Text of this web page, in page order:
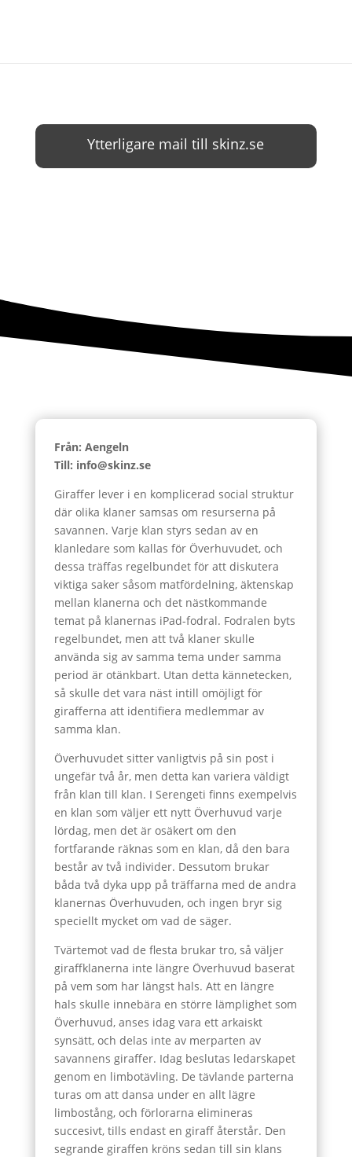
Ytterligare mail till skinz.se
Från: Aengeln
Till: info@skinz.se
Giraffer lever i en komplicerad social struktur
där olika klaner samsas om resurserna på
savannen. Varje klan styrs sedan av en
klanledare som kallas för Överhuvudet, och
dessa träffas regelbundet för att diskutera
viktiga saker såsom matfördelning, äktenskap
mellan klanerna och det nästkommande
temat på klanernas iPad-fodral. Fodralen byts
regelbundet, men att två klaner skulle
använda sig av samma tema under samma
period är otänkbart. Utan detta kännetecken,
så skulle det vara näst intill omöjligt för
girafferna att identifiera medlemmar av
samma klan.
Överhuvudet sitter vanligtvis på sin post i
ungefär två år, men detta kan variera väldigt
från klan till klan. I Serengeti finns exempelvis
en klan som väljer ett nytt Överhuvud varje
lördag, men det är osäkert om den
fortfarande räknas som en klan, då den bara
består av två individer. Dessutom brukar
båda två dyka upp på träffarna med de andra
klanernas Överhuvuden, och ingen bryr sig
speciellt mycket om vad de säger.
Tvärtemot vad de flesta brukar tro, så väljer
giraffklanerna inte längre Överhuvud baserat
på vem som har längst hals. Att en längre
hals skulle innebära en större lämplighet som
Överhuvud, anses idag vara ett arkaiskt
synsätt, och delas inte av merparten av
savannens giraffer. Idag beslutas ledarskapet
genom en limbotävling. De tävlande parterna
turas om att dansa under en allt lägre
limbostång, och förlorarna elimineras
succesivt, tills endast en giraff återstår. Den
segrande giraffen kröns sedan till sin klans